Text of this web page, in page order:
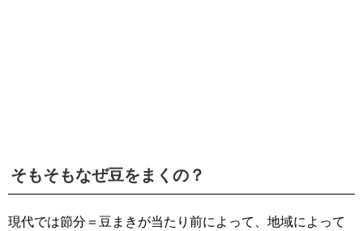
そもそもなぜ豆をまくの？
現代では節分＝豆まきが当たり前によって、地域によって